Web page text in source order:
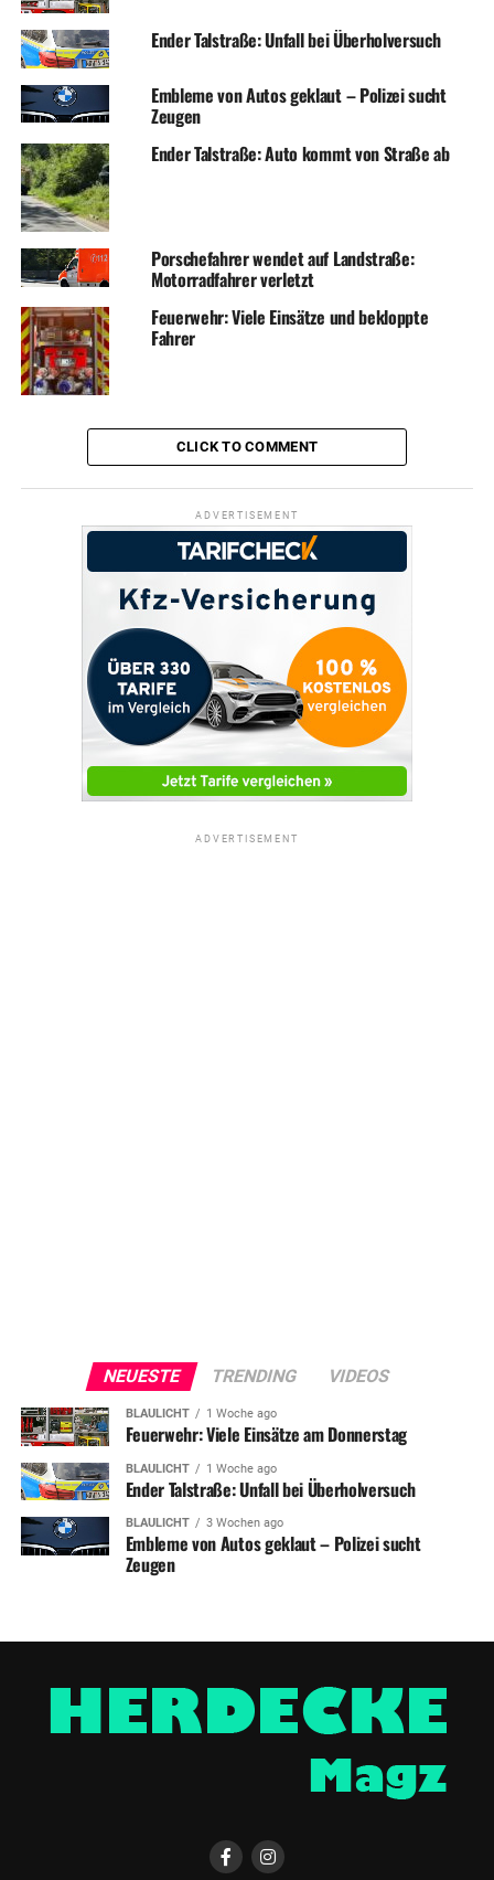
Ender Talstraße: Unfall bei Überholversuch
Embleme von Autos geklaut – Polizei sucht
Zeugen
Ender Talstraße: Auto kommt von Straße ab
Porschefahrer wendet auf Landstraße:
Motorradfahrer verletzt
Feuerwehr: Viele Einsätze und bekloppte
Fahrer
CLICK TO COMMENT
ADVERTISEMENT
ADVERTISEMENT
NEUESTE TRENDING VIDEOS
BLAULICHT 1 Woche ago
Feuerwehr: Viele Einsätze am Donnerstag
BLAULICHT 1 Woche ago
Ender Talstraße: Unfall bei Überholversuch
BLAULICHT 3 Wochen ago
Embleme von Autos geklaut – Polizei sucht
Zeugen